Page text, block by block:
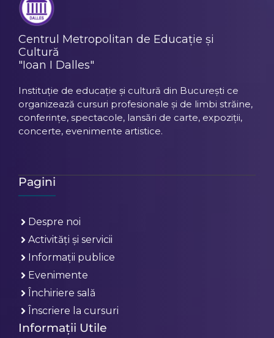
Centrul Metropolitan de Educație și
Cultură
"Ioan I Dalles"
Instituție de educație și cultură din București ce
organizează cursuri profesionale și de limbi străine,
conferințe, spectacole, lansări de carte, expoziții,
concerte, evenimente artistice.
Pagini
Despre noi
Activități și servicii
Informații publice
Evenimente
Închiriere sală
Înscriere la cursuri
Informații Utile